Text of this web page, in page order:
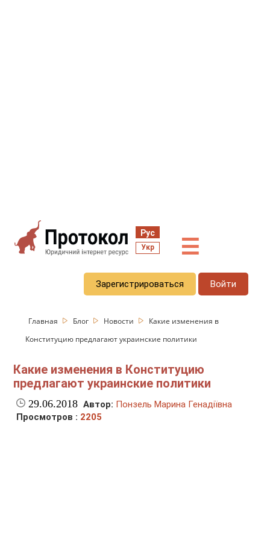
Рус
Укр ☰
Зарегистрироваться Войти
Главная Блог Новости
Какие изменения в
Конституцию предлагают украинские политики
Какие изменения в Конституцию
предлагают украинские политики
29.06.2018 Автор: Понзель Марина Генадіївна
Просмотров : 2205